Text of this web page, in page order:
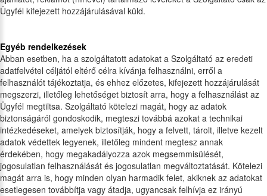
Ügyfél kifejezett hozzájárulásával küld.
Egyéb rendelkezések
Abban esetben, ha a szolgáltatott adatokat a Szolgáltató az eredeti
adatfelvétel céljától eltérő célra kívánja felhasználni, erről a
felhasználót tájékoztatja, és ehhez előzetes, kifejezett hozzájárulását
megszerzi, illetőleg lehetőséget biztosít arra, hogy a felhasználást az
Ügyfél megtiltsa. Szolgáltató kötelezi magát, hogy az adatok
biztonságáról gondoskodik, megteszi továbbá azokat a technikai
intézkedéseket, amelyek biztosítják, hogy a felvett, tárolt, illetve kezelt
adatok védettek legyenek, illetőleg mindent megtesz annak
érdekében, hogy megakadályozza azok megsemmisülését,
jogosulatlan felhasználását és jogosulatlan megváltoztatását. Kötelezi
magát arra is, hogy minden olyan harmadik felet, akiknek az adatokat
esetlegesen továbbítja vagy átadja, ugyancsak felhívja ez irányú